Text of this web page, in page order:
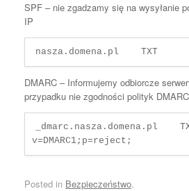
SPF – nie zgadzamy się na wysyłanie
IP
nasza.domena.pl    TXT
DMARC – Informujemy odbiorcze
przypadku nie zgodności polityk
_dmarc.nasza.domena.pl
v=DMARC1;p=reject;
Posted in Bezpieczeństwo.